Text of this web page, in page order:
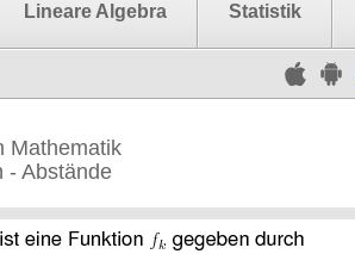
Lineare Algebra Statistik
Mathematik
- Abstände